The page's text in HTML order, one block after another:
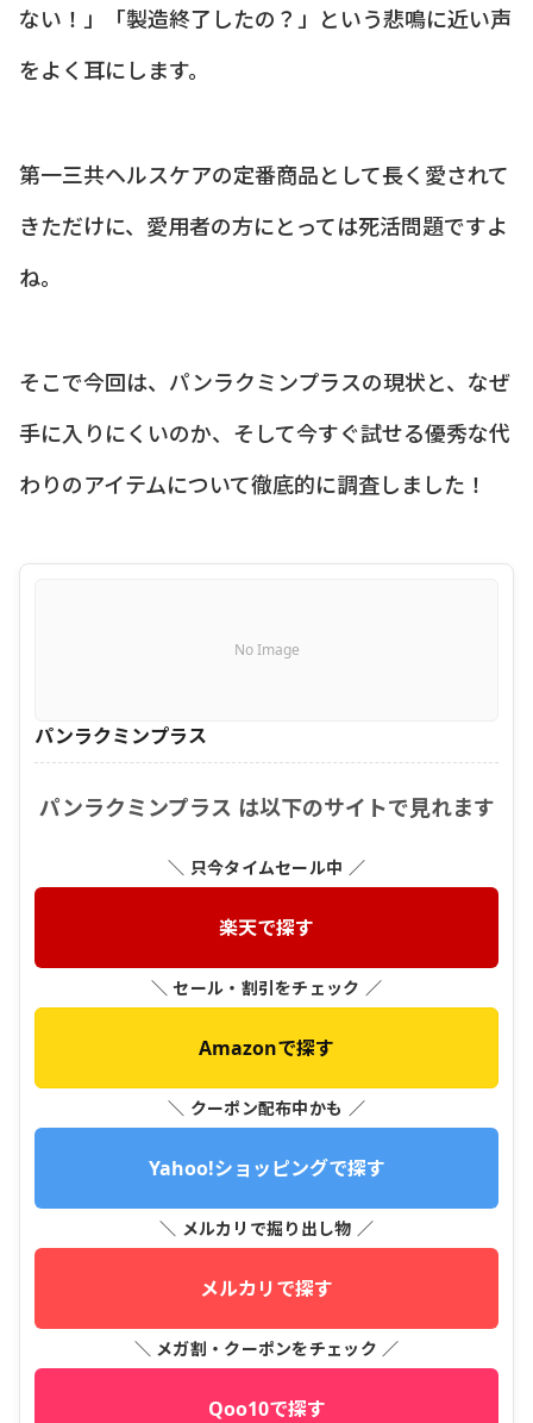
ない！」「製造終了したの？」という悲鳴に近い声
をよく耳にします。
第一三共ヘルスケアの定番商品として長く愛されて
きただけに、愛用者の方にとっては死活問題ですよ
ね。
そこで今回は、パンラクミンプラスの現状と、なぜ
手に入りにくいのか、そして今すぐ試せる優秀な代
わりのアイテムについて徹底的に調査しました！
No Image
パンラクミンプラス
パンラクミンプラス は以下のサイトで見れます
＼ 只今タイムセール中 ／
楽天で探す
＼ セール・割引をチェック ／
Amazonで探す
＼ クーポン配布中かも ／
Yahoo!ショッピングで探す
＼ メルカリで掘り出し物 ／
メルカリで探す
＼ メガ割・クーポンをチェック ／
Qoo10で探す